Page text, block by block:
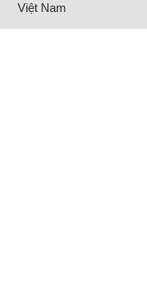
Việt Nam